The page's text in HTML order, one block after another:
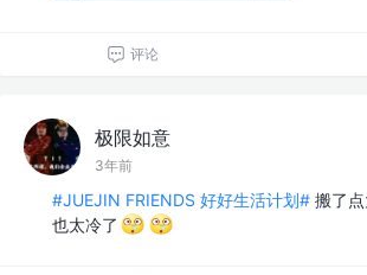
评论
极限如意
3年前
#JUEJIN FRIENDS 好好生活计划# 搬了
也太冷了